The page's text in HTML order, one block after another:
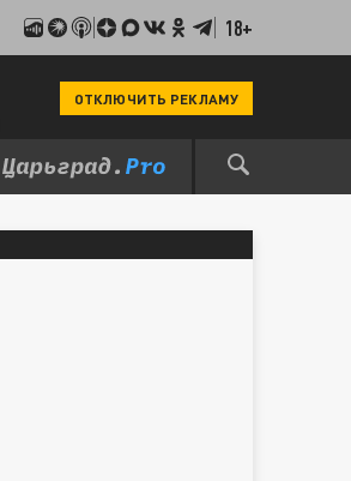
18+
ОТКЛЮЧИТЬ РЕКЛАМУ